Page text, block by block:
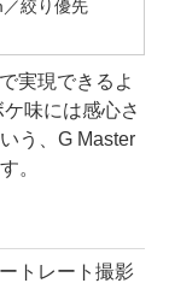
絞り優先
実現できるよ
味には感心さ
う、G Master
。
トレート撮影